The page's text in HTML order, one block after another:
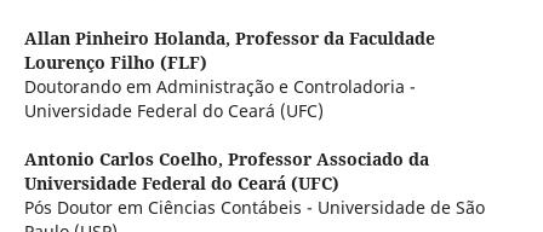
Allan Pinheiro Holanda, Professor da Faculdade
Lourenço Filho (FLF)
Doutorando em Administração e Controladoria -
Universidade Federal do Ceará (UFC)
Antonio Carlos Coelho, Professor Associado da
Universidade Federal do Ceará (UFC)
Pós Doutor em Ciências Contábeis - Universidade de São